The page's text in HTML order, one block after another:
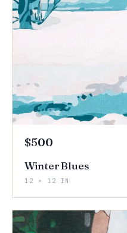
$500
Winter Blues
12 × 12 IN